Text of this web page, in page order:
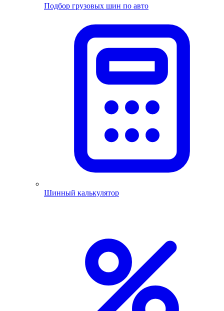
Подбор грузовых шин по авто
Шинный калькулятор